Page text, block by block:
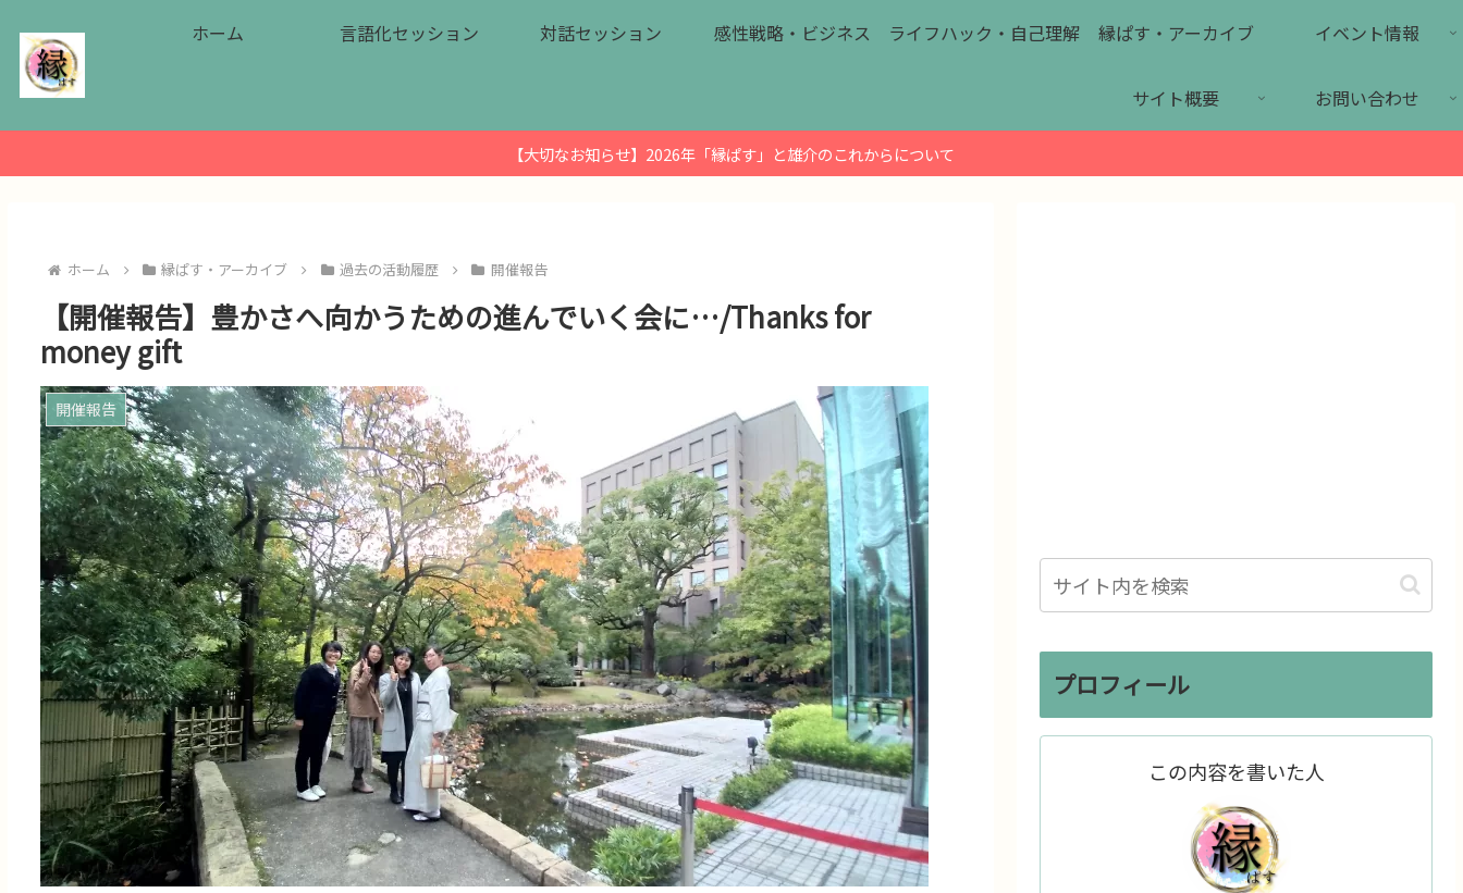
ホーム 言語化セッション 対話セッション 感性戦略・ビジネス ライフハック・自己理解 縁ぱす・アーカイブ イベント情報
サイト概要 お問い合わせ
【大切なお知らせ】2026年「縁ぱす」と雄介のこれからについて
ホーム 縁ぱす・アーカイブ 過去の活動履歴 開催報告
【開催報告】豊かさへ向かうための進んでいく会に…/Thanks for
money gift
開催報告
プロフィール
この内容を書いた人